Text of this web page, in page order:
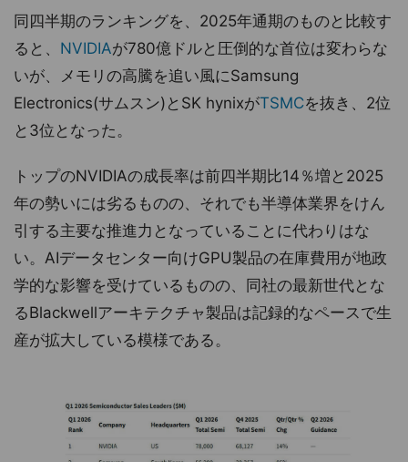
同四半期のランキングを、2025年通期のものと比較す
ると、 NVIDIAが780億ドルと圧倒的な首位は変わらな
いが、メモリの高騰を追い風にSamsung
Electronics(サムスン)とSK hynixがTSMCを抜き、2位
と3位となった。
トップのNVIDIAの成長率は前四半期比14％増と2025
年の勢いには劣るものの、それでも半導体業界をけん
引する主要な推進力となっていることに代わりはな
い。AIデータセンター向けGPU製品の在庫費用が地政
学的な影響を受けているものの、同社の最新世代とな
るBlackwellアーキテクチャ製品は記録的なペースで生
産が拡大している模様である。